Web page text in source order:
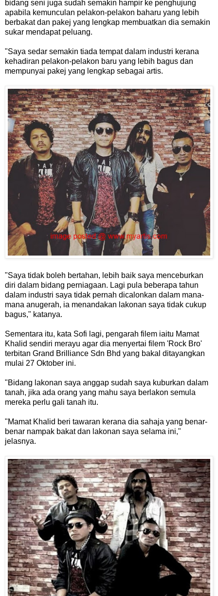
bidang seni juga sudah semakin hampir ke penghujung
apabila kemunculan pelakon-pelakon baharu yang lebih
berbakat dan pakej yang lengkap membuatkan dia semakin
sukar mendapat peluang.
"Saya sedar semakin tiada tempat dalam industri kerana
kehadiran pelakon-pelakon baru yang lebih bagus dan
mempunyai pakej yang lengkap sebagai artis.
"Saya tidak boleh bertahan, lebih baik saya menceburkan
diri dalam bidang perniagaan. Lagi pula beberapa tahun
dalam industri saya tidak pernah dicalonkan dalam mana-
mana anugerah, ia menandakan lakonan saya tidak cukup
bagus," katanya.
Sementara itu, kata Sofi lagi, pengarah filem iaitu Mamat
Khalid sendiri merayu agar dia menyertai filem 'Rock Bro'
terbitan Grand Brilliance Sdn Bhd yang bakal ditayangkan
mulai 27 Oktober ini.
"Bidang lakonan saya anggap sudah saya kuburkan dalam
tanah, jika ada orang yang mahu saya berlakon semula
mereka perlu gali tanah itu.
"Mamat Khalid beri tawaran kerana dia sahaja yang benar-
benar nampak bakat dan lakonan saya selama ini,"
jelasnya.